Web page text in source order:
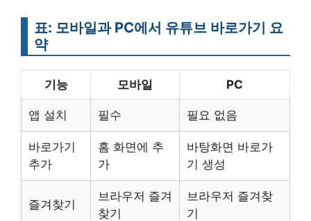
표: 모바일과 PC에서 유튜브 바로가기 요
약
기능 모바일 PC
앱 설치 필수 필요 없음
바로가기
추가
홈 화면에 추
가
바탕화면 바로가
기 생성
즐겨찾기
브라우저 즐겨
찾기
브라우저 즐겨찾
기